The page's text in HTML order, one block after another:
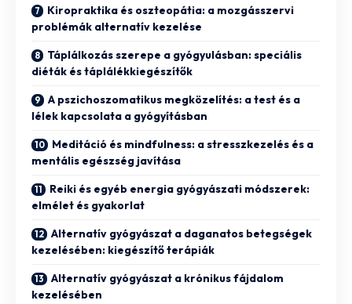
Kiropraktika és oszteopátia: a mozgásszervi
problémák alternatív kezelése
Táplálkozás szerepe a gyógyulásban: speciális
diéták és táplálékkiegészítők
A pszichoszomatikus megközelítés: a test és a
lélek kapcsolata a gyógyításban
Meditáció és mindfulness: a stresszkezelés és a
mentális egészség javítása
Reiki és egyéb energia gyógyászati módszerek:
elmélet és gyakorlat
Alternatív gyógyászat a daganatos betegségek
kezelésében: kiegészítő terápiák
Alternatív gyógyászat a krónikus fájdalom
kezelésében